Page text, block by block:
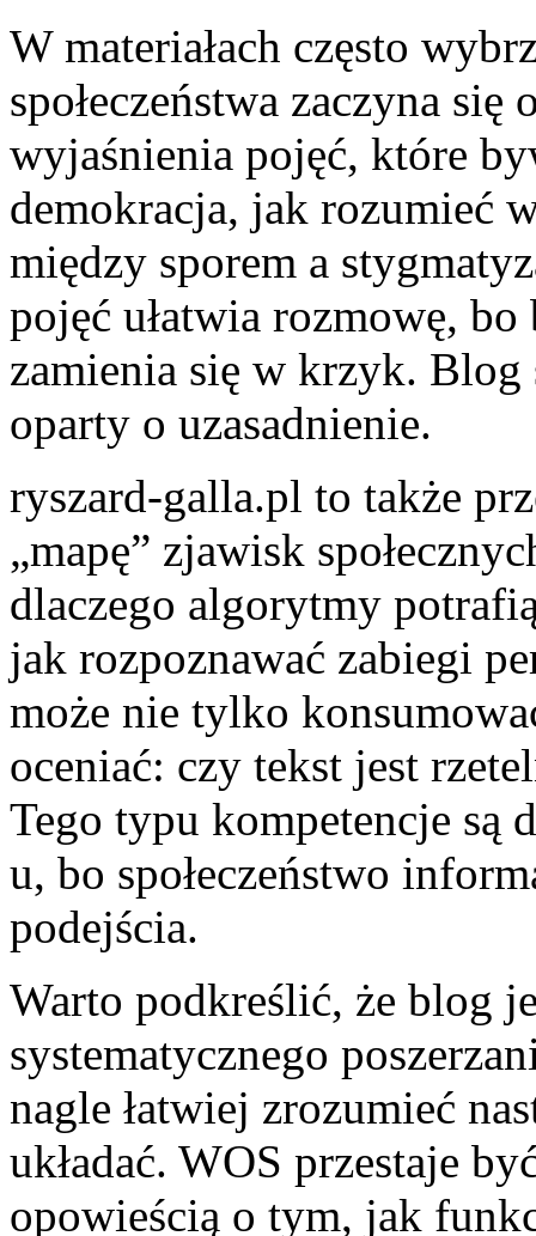
W materiałach często
społeczeństwa zaczyna
wyjaśnienia pojęć, które
demokracja, jak rozumieć
między sporem a
pojęć ułatwia rozmowę,
zamienia się w krzyk. Blog
oparty o uzasadnienie.
ryszard-galla.pl to także
„mapę” zjawisk
dlaczego algorytmy
jak rozpoznawać zabiegi
może nie tylko
oceniać: czy tekst jest
Tego typu kompetencje są
u, bo społeczeństwo
podejścia.
Warto podkreślić, że blog
systematycznego
nagle łatwiej zrozumieć
układać. WOS przestaje
opowieścią o tym, jak